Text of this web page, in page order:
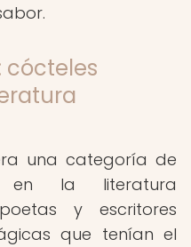
cócteles
una categoría de
en la literatura
y escritores
que tenían el